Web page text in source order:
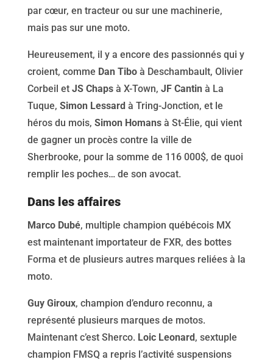
par cœur, en tracteur ou sur une machinerie,
mais pas sur une moto.
Heureusement, il y a encore des passionnés qui y
croient, comme Dan Tiboà Deschambault, Olivier
Corbeil et JS Chapsà X-Town, JF Cantinà La
Tuque, Simon Lessardà Tring-Jonction, et le
héros du mois, Simon Homansà St-Élie, qui vient
de gagner un procès contre la ville de
Sherbrooke, pour la somme de 116 000$, de quoi
remplir les poches… de son avocat.
Dans les affaires
Marco Dubé, multiple champion québécois MX
est maintenant importateur de FXR, des bottes
Forma et de plusieurs autres marques reliées à la
moto.
Guy Giroux, champion d’enduro reconnu, a
représenté plusieurs marques de motos.
Maintenant c’est Sherco. Loic Leonard, sextuple
champion FMSQ a repris l’activité suspensions